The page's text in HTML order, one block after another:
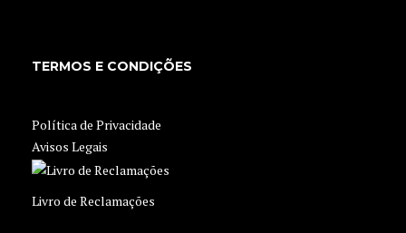
TERMOS E CONDIÇÕES
Política de Privacidade
Avisos Legais
Livro de Reclamações